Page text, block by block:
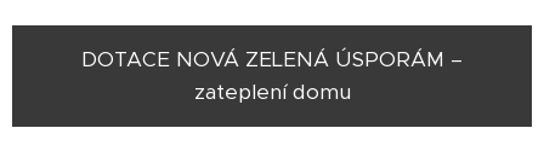
DOTACE NOVÁ ZELENÁ ÚSPORÁM –
zateplení domu